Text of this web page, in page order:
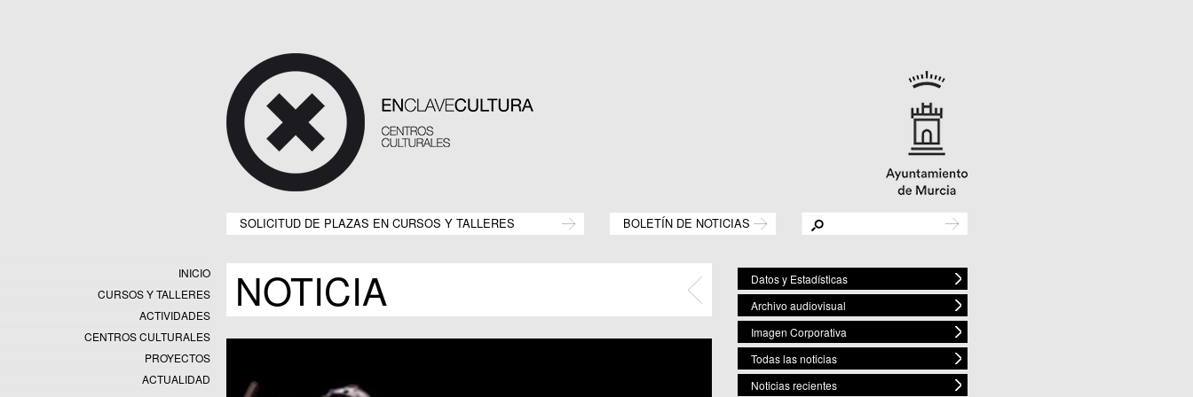
SOLICITUD DE PLAZAS EN CURSOS Y TALLERES BOLETÍN DE NOTICIAS
INICIO
CURSOS Y TALLERES
ACTIVIDADES
CENTROS CULTURALES
Equipamientos
PROYECTOS
Exposiciones
ACTUALIDAD
NOTICIA
Datos y Estadísticas
Archivo audiovisual
Imagen Corporativa
Todas las noticias
Noticias recientes